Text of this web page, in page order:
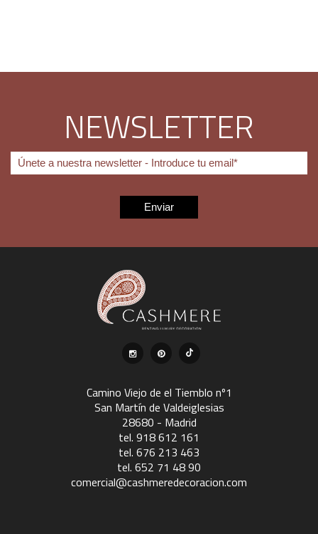
NEWSLETTER
Camino Viejo de el Tiemblo nº1
San Martín de Valdeiglesias
28680 - Madrid
tel. 918 612 161
tel. 676 213 463
tel. 652 71 48 90
comercial@cashmeredecoracion.com